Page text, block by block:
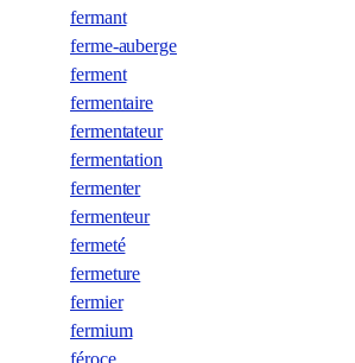
fermant
ferme-auberge
ferment
fermentaire
fermentateur
fermentation
fermenter
fermenteur
fermeté
fermeture
fermier
fermium
féroce